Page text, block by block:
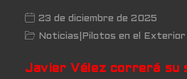
23 de diciembre de 2025
Noticias
Pilotos en el Exterior
Javier Vélez correrá su